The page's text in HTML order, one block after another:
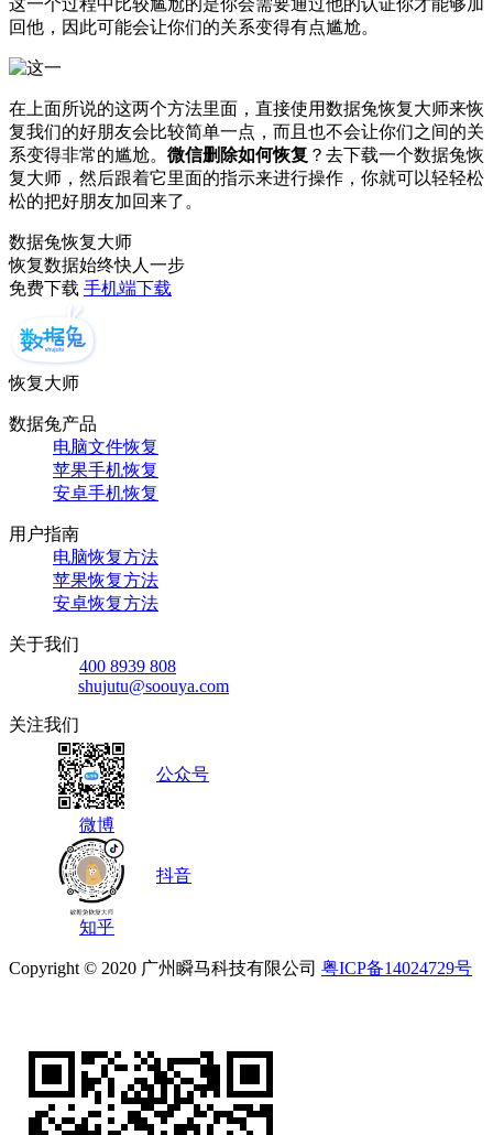
回他，因此可能会让你们的关系变得有点尴尬。
在上面所说的这两个方法里面，直接使用数据兔恢复大师来恢
复我们的好朋友会比较简单一点，而且也不会让你们之间的关
系变得非常的尴尬。 微信删除如何恢复 ？去下载一个数据兔恢
复大师，然后跟着它里面的指示来进行操作，你就可以轻轻松
松的把好朋友加回来了。
数据兔恢复大师
恢复数据始终快人一步
免费下载 手机端下载
恢复大师
数据兔产品
电脑文件恢复
苹果手机恢复
安卓手机恢复
用户指南
电脑恢复方法
苹果恢复方法
安卓恢复方法
关于我们
400 8939 808
shujutu@soouya.com
关注我们
公众号
微博
抖音
知乎
Copyright © 2020 广州瞬马科技有限公司 粤ICP备14024729号